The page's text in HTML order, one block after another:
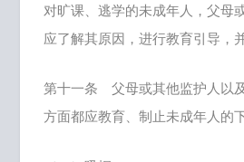
对旷课、逃学的未成年人，父母
应了解其原因，进行教育引导，
第十一条 父母或其他监护人以
方面都应教育、制止未成年人的